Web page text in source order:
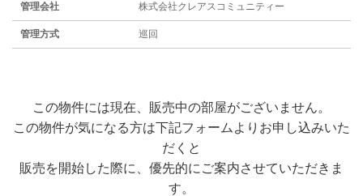
管理会社 株式会社クレアスコミュニティー
管理方式 巡回
この物件には現在、販売中の部屋がございません。
この物件が気になる方は下記フォームよりお申し込みいた
だくと
販売を開始した際に、優先的にご案内させていただきま
す。